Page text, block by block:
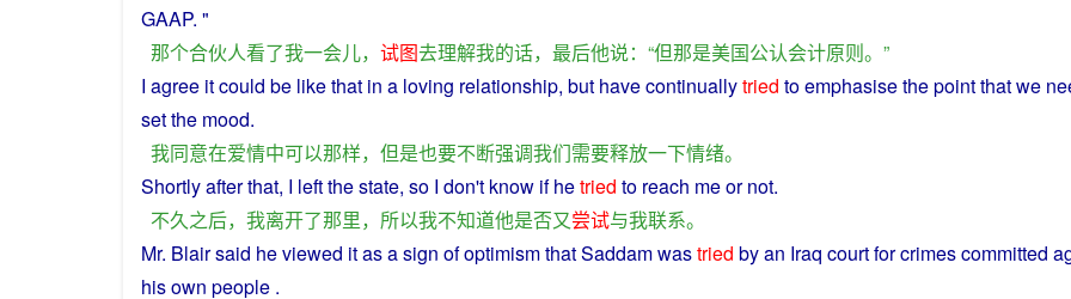
GAAP. "
那个合伙人看了我一会儿， 试图去理解我的话， 最后他说：“但那是美国公认会计原则。”
I agree itcould be likethat in a loving relationship, but havecontinuallytried toemphasisethepointthatwe
setthe mood.
我同意在爱情中可以那样， 但是也要不断强调我们需要释放一下情绪。
Shortlyafterthat, I leftthe state, so I don't know if hetried to reach meornot.
不久之后， 我离开了那里， 所以我不知道他是否又尝试与我联系。
Mr. Blairsaid heviewed itasasign ofoptimismthatSaddamwastried by an Iraq courtforcrimescommitted
hisown people .